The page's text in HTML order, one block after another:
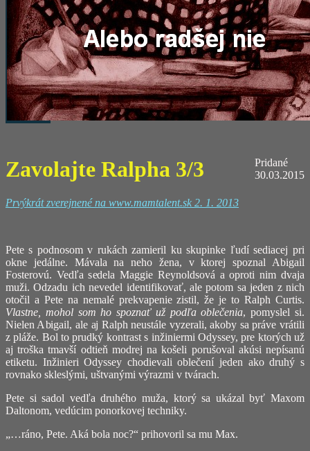
Pridané
30.03.2015
Zavolajte Ralpha 3/3
Prvýkrát zverejnené na www.mamtalent.sk 2. 1. 2013
Pete s podnosom v rukách zamieril ku skupinke ľudí sediacej pri
okne jedálne. Mávala na neho žena, v ktorej spoznal Abigail
Fosterovú. Vedľa sedela Maggie Reynoldsová a oproti nim dvaja
muži. Odzadu ich nevedel identifikovať, ale potom sa jeden z nich
otočil a Pete na nemalé prekvapenie zistil, že je to Ralph Curtis.
Vlastne, mohol som ho spoznať už podľa oblečenia, pomyslel si.
Nielen Abigail, ale aj Ralph neustále vyzerali, akoby sa práve vrátili
z pláže. Bol to prudký kontrast s inžiniermi Odyssey, pre ktorých už
aj troška tmavší odtieň modrej na košeli porušoval akúsi nepísanú
etiketu. Inžinieri Odyssey chodievali oblečení jeden ako druhý s
rovnako skleslými, uštvanými výrazmi v tvárach.
Pete si sadol vedľa druhého muža, ktorý sa ukázal byť Maxom
Daltonom, vedúcim ponorkovej techniky.
„…ráno, Pete. Aká bola noc?“ prihovoril sa mu Max.